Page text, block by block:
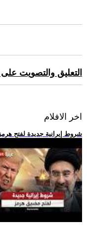
التعليق والتصويت
اخر الافلام
.. شروط إيرانية جديدة لفتح